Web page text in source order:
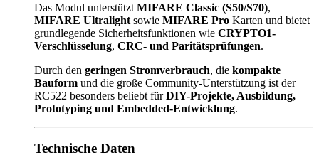
Das Modul unterstützt MIFARE Classic (S50/S70),
MIFARE Ultralight sowie MIFARE Pro Karten und bietet
grundlegende Sicherheitsfunktionen wie CRYPTO1-
Verschlüsselung, CRC- und Paritätsprüfungen.
Durch den geringen Stromverbrauch, die kompakte
Bauform und die große Community-Unterstützung ist der
RC522 besonders beliebt fürDIY-Projekte, Ausbildung,
Prototyping und Embedded-Entwicklung.
Technische Daten